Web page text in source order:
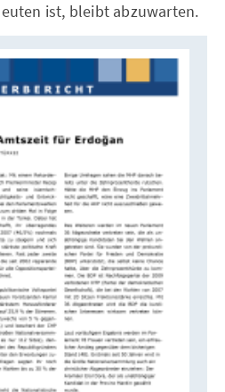
ist, bleibt abzuwarten.